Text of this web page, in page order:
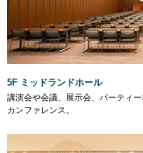
5F ミッドランドホール
講演会や会議、展示会、パーティ
カンファレンス。